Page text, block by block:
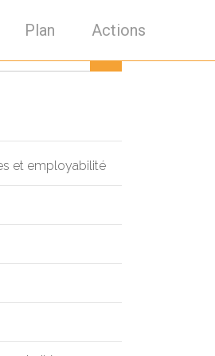
Plan Actions
et employabilité